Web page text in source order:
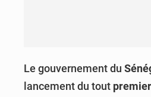
Le gouvernement du
lancement du tout